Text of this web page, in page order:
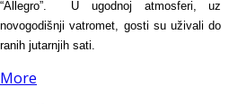
“Allegro”. U ugodnoj atmosferi, uz
novogodišnji vatromet, gosti su uživali do
ranih jutarnjih sati.
More